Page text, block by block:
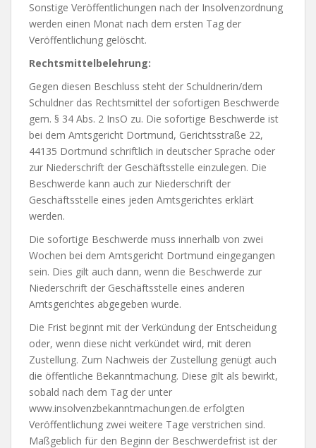
Sonstige Veröffentlichungen nach der Insolvenzordnung
werden einen Monat nach dem ersten Tag der
Veröffentlichung gelöscht.
Rechtsmittelbelehrung:
Gegen diesen Beschluss steht der Schuldnerin/dem
Schuldner das Rechtsmittel der sofortigen Beschwerde
gem. § 34 Abs. 2 InsO zu. Die sofortige Beschwerde ist
bei dem Amtsgericht Dortmund, Gerichtsstraße 22,
44135 Dortmund schriftlich in deutscher Sprache oder
zur Niederschrift der Geschäftsstelle einzulegen. Die
Beschwerde kann auch zur Niederschrift der
Geschäftsstelle eines jeden Amtsgerichtes erklärt
werden.
Die sofortige Beschwerde muss innerhalb von zwei
Wochen bei dem Amtsgericht Dortmund eingegangen
sein. Dies gilt auch dann, wenn die Beschwerde zur
Niederschrift der Geschäftsstelle eines anderen
Amtsgerichtes abgegeben wurde.
Die Frist beginnt mit der Verkündung der Entscheidung
oder, wenn diese nicht verkündet wird, mit deren
Zustellung. Zum Nachweis der Zustellung genügt auch
die öffentliche Bekanntmachung. Diese gilt als bewirkt,
sobald nach dem Tag der unter
www.insolvenzbekanntmachungen.de erfolgten
Veröffentlichung zwei weitere Tage verstrichen sind.
Maßgeblich für den Beginn der Beschwerdefrist ist der